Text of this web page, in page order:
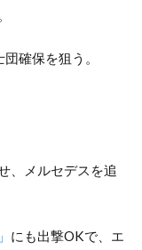
確保を狙う。
、メルセデスを追
にも出撃OKで、エ